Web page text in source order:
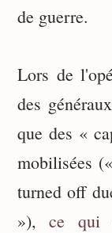
de guerre.
Lors de
des
que des «
mobilisées
turned off
»),ce qui